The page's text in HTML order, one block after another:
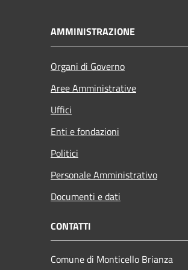
AMMINISTRAZIONE
Organi di Governo
Aree Amministrative
Uffici
Enti e fondazioni
Politici
Personale Amministrativo
Documenti e dati
CONTATTI
Comune di Monticello Brianza